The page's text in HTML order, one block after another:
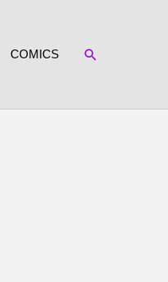
COMICS SUCHEN